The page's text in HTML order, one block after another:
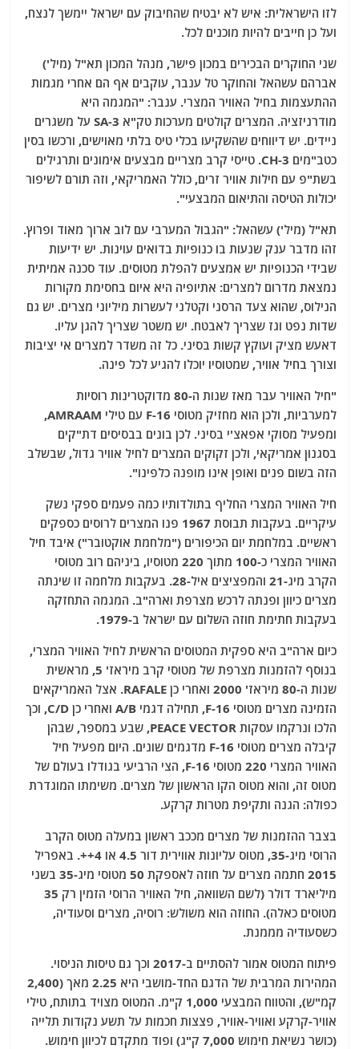
לזו הישראלית: איש לא יבטיח שהחיבוק עם ישראל יימשך לנצח,
ועל כן חייבים להיות מוכנים לכל.
שני החוקרים הבכירים במכון פישר, מנהל המכון תא"ל (מיל')
אברהם עשהאל והחוקר טל ענבר, עוקבים אף הם אחרי מגמות
ההתעצמות בחיל האוויר המצרי. ענבר: "המגמה היא
מודרניזציה. המצרים קולטים מערכות טק"א SA-3 על משגרים
ניידים. יש דיווחים שהשקיעו בכלי טיס בלתי מאוישים, ורכשו בסין
כטב"מים CH-3. טייסי קרב מצריים מבצעים אימונים ותרגילים
בשת"פ עם חילות אוויר זרים, כולל האמריקאי, וזה תורם לשיפור
יכולות הטיסה והתיאום המבצעי".
תא"ל (מיל') עשהאל: "הגבול המערבי עם לוב ארוך מאוד ופרוץ.
זהו מדבר ענק שנעות בו כנופיות בדואים עוינות. יש ידיעות
שבידי הכנופיות יש אמצעים להפלת מטוסים. עוד סכנה אמיתית
נמצאת מדרום למצרים: אתיופיה היא איום בחסימת מקורות
הנילוס, שהוא צעד הרסני וקטלני לעשרות מיליוני מצרים. יש גם
שדות נפט וגז שצריך לאבטח. יש משטר שצריך להגן עליו.
דאעש מציק ועוקץ קשות בסיני. כל זה משדר למצרים אי יציבות
וצורך בחיל אוויר, שמטוסיו יוכלו להגיע לכל פינה.
"חיל האוויר עבר מאז שנות ה-80 מדוקטרינות רוסיות
למערביות, ולכן הוא מחזיק מטוסי F-16 עם טילי AMRAAM,
ומפעיל מסוקי אפאצ'י בסיני. לכן בונים בבסיסים דת"קים
בסגנון אמריקאי, ולכן זקוקים המצרים לחיל אוויר גדול, שבשלב
הזה בשום פנים ואופן אינו מופנה כלפינו".
חיל האוויר המצרי החליף בתולדותיו כמה פעמים ספקי נשק
עיקריים. בעקבות תבוסת 1967 פנו המצרים לרוסים כספקים
ראשיים. במלחמת יום הכיפורים ("מלחמת אוקטובר") איבד חיל
האוויר המצרי כ-100 מתוך 220 מטוסיו, ביניהם רוב מטוסי
הקרב מיג-21 והמפציצים איל-28. בעקבות מלחמה זו שינתה
מצרים כיוון ופנתה לרכש מצרפת וארה"ב. המגמה התחזקה
בעקבות חתימת חוזה השלום עם ישראל ב-1979.
כיום ארה"ב היא ספקית המטוסים הראשית לחיל האוויר המצרי,
בנוסף להזמנות מצרפת של מטוסי קרב מיראז' 5, מראשית
שנות ה-80 מיראז' 2000 ואחרי כן RAFALE. אצל האמריקאים
הזמינה מצרים מטוסי F-16, תחילה דגמי A/B ואחרי כן C/D, וכך
הלכו ונרקמו עסקות PEACE VECTOR, שבע במספר, שבהן
קיבלה מצרים מטוסי F-16 מדגמים שונים. היום מפעיל חיל
האוויר המצרי 220 מטוסי F-16, הצי הרביעי בגודלו בעולם של
מטוס זה, והוא מטוס הקו הראשון של מצרים. משימתו המוגדרת
כפולה: הגנה ותקיפת מטרות קרקע.
בצבר ההזמנות של מצרים מככב ראשון במעלה מטוס הקרב
הרוסי מיג-35, מטוס עליונות אווירית דור 4.5 או 4++. באפריל
2015 חתמה מצרים על חוזה לאספקת 50 מטוסי מיג-35 בשני
מיליארד דולר (לשם השוואה, חיל האוויר הרוסי הזמין רק 35
מטוסים כאלה). החוזה הוא משולש: רוסיה, מצרים וסעודיה,
כשסעודיה מממנת.
פיתוח המטוס אמור להסתיים ב-2017 וכך גם טיסות הניסוי.
המהירות המרבית של הדגם החד-מושבי היא 2.25 מאך (2,400
קמ"ש), והטווח המבצעי 1,000 ק"מ. המטוס מצויד בתותח, טילי
אוויר-קרקע ואוויר-אוויר, פצצות חכמות על תשע נקודות תלייה
(כושר נשיאת חימוש 7,000 ק"ג) ופוד מתקדם לכיוון חימוש.